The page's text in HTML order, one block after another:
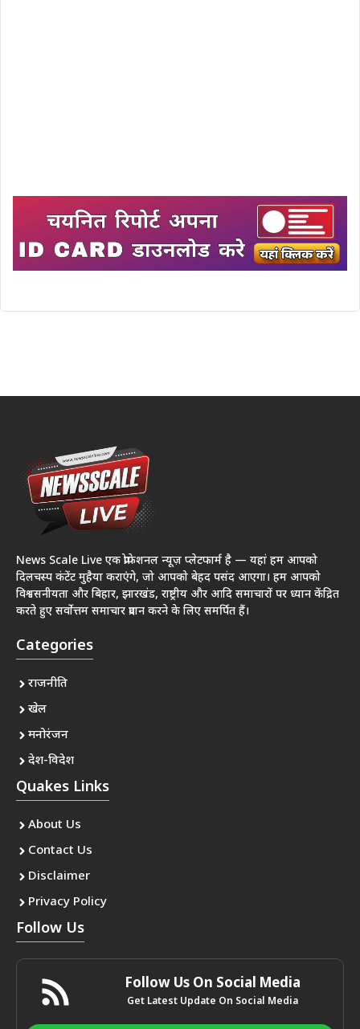
News Scale Live एक प्रोफेशनल न्यूज़ प्लेटफार्म है — यहां हम आपको
दिलचस्प कंटेंट मुहैया कराएंगे, जो आपको बेहद पसंद आएगा। हम आपको
विश्वसनीयता और बिहार, झारखंड, राष्ट्रीय और आदि समाचारों पर ध्यान केंद्रित
करते हुए सर्वोत्तम समाचार प्रदान करने के लिए समर्पित हैं।
Categories
राजनीति
खेल
मनोरंजन
देश-विदेश
Quakes Links
About Us
Contact Us
Disclaimer
Privacy Policy
Follow Us
Follow Us On Social Media
Get Latest Update On Social Media